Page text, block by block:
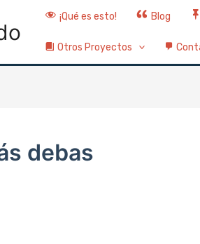
¡Qué es esto! Blog
Otros Proyectos
debas